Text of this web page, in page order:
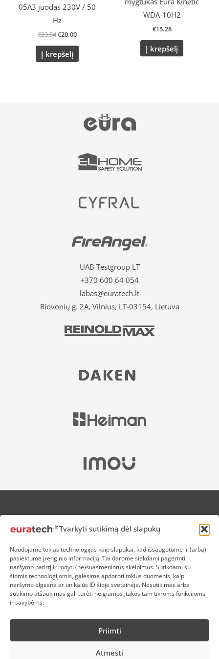
Tvarkyti sutikimą dėl slapukų
Naudojame tokias technologijas kaip slapukai, kad išsaugotume ir (arba)
pasiektume įrenginio informaciją. Tai darome siekdami pagerinti
naršymo patirtį ir rodyti (ne)suasmenintus skelbimus. Sutikdami su
šiomis technologijomis, galėsime apdoroti tokius duomenis, kaip
naršymo elgsena ar unikalūs ID šioje svetainėje. Nesutikimas arba
sutikimo atšaukimas gali turėti neigiamos įtakos tam tikroms funkcijoms
ir savybėms.
Priimti
Atmesti
05A3 juodas 230V / 50
Hz
€23.54€20.00
Į krepšelį
WDA-10H2
€15.28
Į krepšelį
UAB Testgroup LT
+370 600 64 054
labas@euratech.lt
Riovonių g. 2A, Vilnius, LT-03154, Lietuva
NUOLAIDOS HEROJAMS
PREKIŲ IR PINIGŲ GRĄŽINIMAS
ATSISKAITYMAS
D.U.K
KOKYBĖS POLITIKA
SLAPUKŲ POLITIKA
SĄLYGOS IR TAISYKLĖS
ELEKTRONIKOS RŪŠIAVIMAS